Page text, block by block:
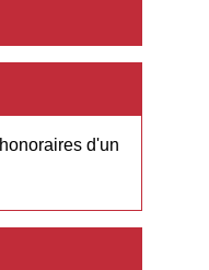
d'un